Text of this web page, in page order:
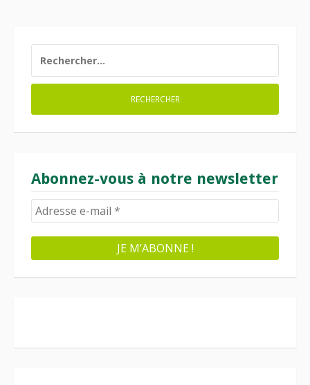
Abonnez-vous à notre newsletter